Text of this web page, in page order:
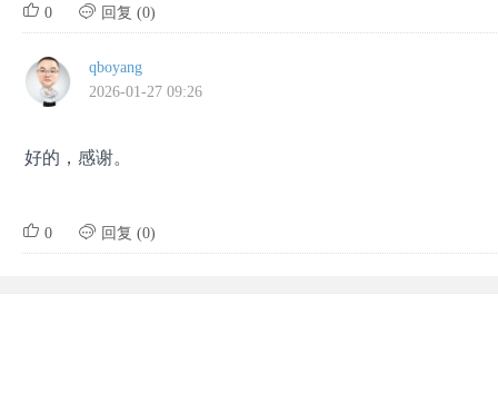
 0  回复 (0)
qboyang
2026-01-27 09:26
好的，感谢。
 0  回复 (0)